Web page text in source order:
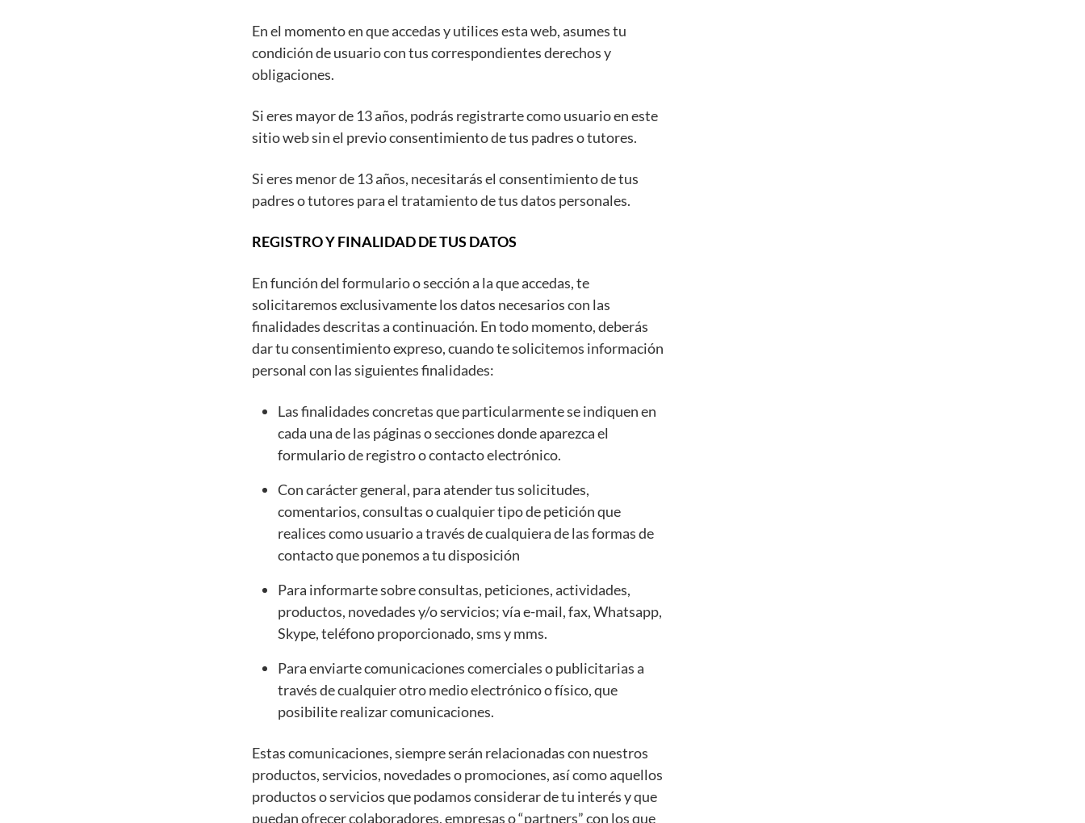
En el momento en que accedas y utilices esta web, asumes tu
condición de usuario con tus correspondientes derechos y
obligaciones.
Si eres mayor de 13 años, podrás registrarte como usuario en este
sitio web sin el previo consentimiento de tus padres o tutores.
Si eres menor de 13 años, necesitarás el consentimiento de tus
padres o tutores para el tratamiento de tus datos personales.
REGISTRO Y FINALIDAD DE TUS DATOS
En función del formulario o sección a la que accedas, te
solicitaremos exclusivamente los datos necesarios con las
finalidades descritas a continuación. En todo momento, deberás
dar tu consentimiento expreso, cuando te solicitemos información
personal con las siguientes finalidades:
Las finalidades concretas que particularmente se indiquen en
cada una de las páginas o secciones donde aparezca el
formulario de registro o contacto electrónico.
Con carácter general, para atender tus solicitudes,
comentarios, consultas o cualquier tipo de petición que
realices como usuario a través de cualquiera de las formas de
contacto que ponemos a tu disposición
Para informarte sobre consultas, peticiones, actividades,
productos, novedades y/o servicios; vía e-mail, fax, Whatsapp,
Skype, teléfono proporcionado, sms y mms.
Para enviarte comunicaciones comerciales o publicitarias a
través de cualquier otro medio electrónico o físico, que
posibilite realizar comunicaciones.
Estas comunicaciones, siempre serán relacionadas con nuestros
productos, servicios, novedades o promociones, así como aquellos
productos o servicios que podamos considerar de tu interés y que
puedan ofrecer colaboradores, empresas o “partners” con los que